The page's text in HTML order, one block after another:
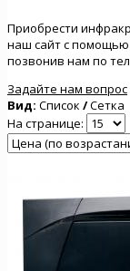
Приобрести
наш сайт с
позвонив нам по
Задайте нам вопрос
Вид: Список /Сетка
На странице: